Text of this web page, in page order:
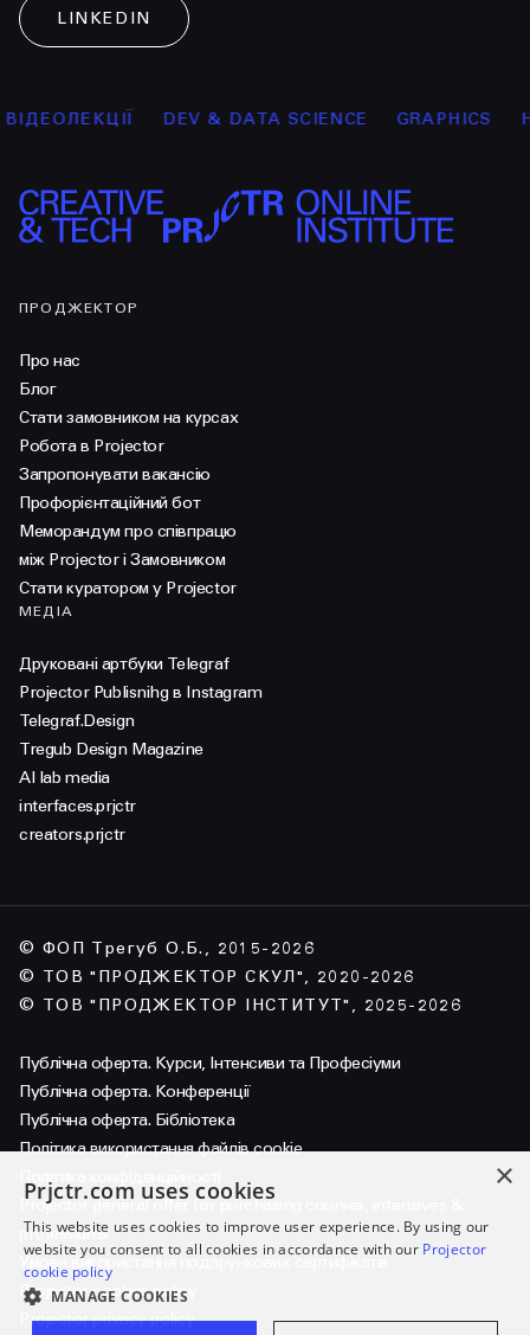
LINKEDIN
DEV & DATA SCIENCE GRAPHICS
ПРОДЖЕКТОР
Про нас
Блог
Стати замовником на курсах
Робота в Projector
Запропонувати вакансію
Профорієнтаційний бот
Меморандум про співпрацю
між Projector і Замовником
Стати куратором у Projector
МЕДІА
Друковані артбуки Telegraf
Projector Publisnihg в Instagram
Telegraf.Design
Tregub Design Magazine
AI lab media
interfaces.prjctr
creators.prjctr
© ФОП Трегуб О.Б., 2015-2026
© ТОВ "ПРОДЖЕКТОР СКУЛ", 2020-2026
© ТОВ "ПРОДЖЕКТОР ІНСТИТУТ", 2025-2026
Публічна оферта. Курси, Інтенсиви та Професіуми
Публічна оферта. Конференції
Публічна оферта. Бібліотека
Політика використання файлів cookie
Projector general offer for purchasing courses, intensives &
professiums
Умови використання подарункових сертифікатів
Projector cookies policy
Projector privacy policy
×
Prjctr.com uses cookies
This website uses cookies to improve user experience. By using our
website you consent to all cookies in accordance with our Projector
cookie policy
MANAGE COOKIES